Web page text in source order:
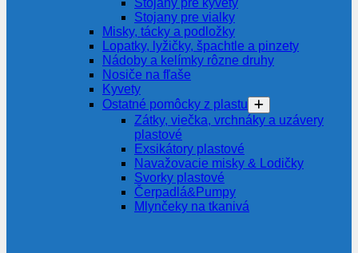
Stojany pre kyvety
Stojany pre vialky
Misky, tácky a podložky
Lopatky, lyžičky, špachtle a pinzety
Nádoby a kelímky rôzne druhy
Nosiče na fľaše
Kyvety
Ostatné pomôcky z plastu
Zátky, viečka, vrchnáky a uzávery
plastové
Exsikátory plastové
Navažovacie misky & Lodičky
Svorky plastové
Čerpadlá&Pumpy
Mlynčeky na tkanivá